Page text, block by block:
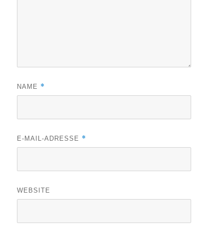
NAME *
E-MAIL-ADRESSE *
WEBSITE